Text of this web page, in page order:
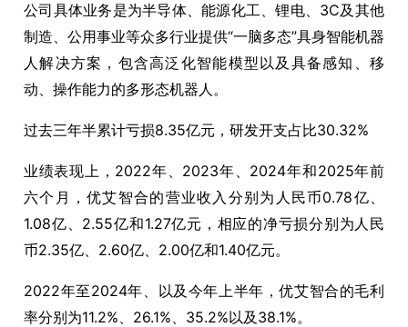
公司具体业务是为半导体、能源化工、锂电、3C及其他
制造、公用事业等众多行业提供“一脑多态”具身智能机器
人解决方案，包含高泛化智能模型以及具备感知、移
动、操作能力的多形态机器人。
过去三年半累计亏损8.35亿元，研发开支占比30.32%
业绩表现上，2022年、2023年、2024年和2025年前
六个月，优艾智合的营业收入分别为人民币0.78亿、
1.08亿、2.55亿和1.27亿元，相应的净亏损分别为人民
币2.35亿、2.60亿、2.00亿和1.40亿元。
2022年至2024年、以及今年上半年，优艾智合的毛利
率分别为11.2%、26.1%、35.2%以及38.1%。